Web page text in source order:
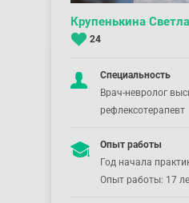
Крупенькина
24
Специальность
Врач-невролог
рефлексотерапевт
Опыт работы
Год начала
Опыт работы: 17